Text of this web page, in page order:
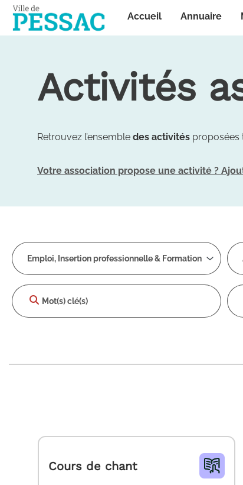
Accueil Annuaire
Activités
Retrouvez l’ensemble des activités proposées
Votre association propose une activité ?
Les missions
Emploi, Insertion professionnelle & Formation
Cours de chant
Panneau de gestion des cookies